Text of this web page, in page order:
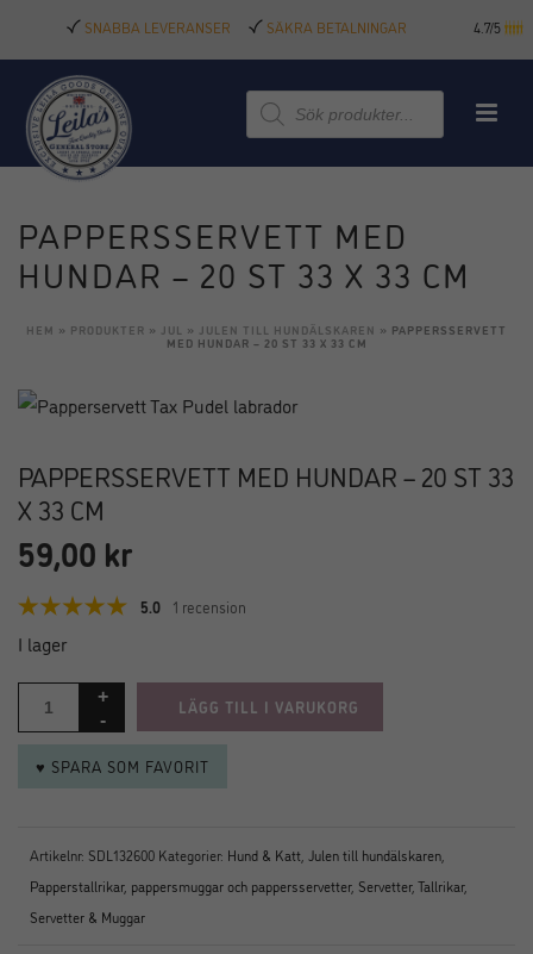
SNABBA LEVERANSER SÄKRA BETALNINGAR 4.7/5
Produktsökning
PAPPERSSERVETT MED
HUNDAR – 20 ST 33 X 33 CM
HEM » PRODUKTER » JUL » JULEN TILL HUNDÄLSKAREN » PAPPERSSERVETT
MED HUNDAR – 20 ST 33 X 33 CM
PAPPERSSERVETT MED HUNDAR – 20 ST 33
X 33 CM
59,00 kr
5.0 1 recension
I lager
LÄGG TILL I VARUKORG
♥ SPARA SOM FAVORIT
Artikelnr: SDL132600 Kategorier: Hund & Katt Julen till hundälskaren
Papperstallrikar, pappersmuggar och pappersservetter, Servetter, Tallrikar,
Servetter & Muggar